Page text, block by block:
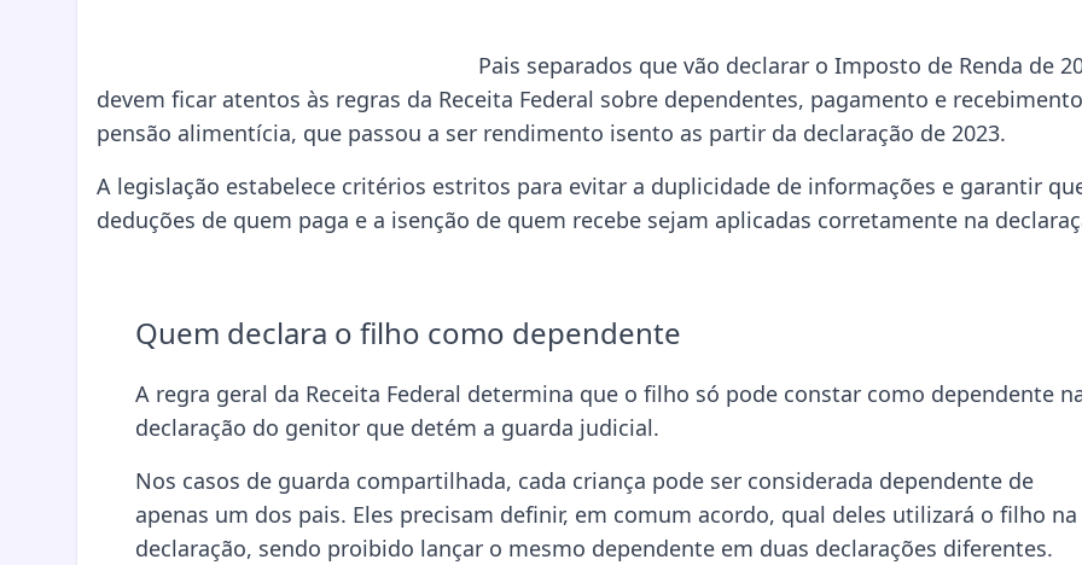
Pais separados que vão declarar o Imposto de Renda de
devem ficar atentos às regras da Receita Federal sobre dependentes, pagamento e
pensão alimentícia, que passou a ser rendimento isento as partir da declaração de 2023.
A legislação estabelece critérios estritos para evitar a duplicidade de informações e garantir
deduções de quem paga e a isenção de quem recebe sejam aplicadas corretamente na
Quem declara o filho como dependente
A regra geral da Receita Federal determina que o filho só pode constar como dependente
declaração do genitor que detém a guarda judicial.
Nos casos de guarda compartilhada, cada criança pode ser considerada dependente de
apenas um dos pais. Eles precisam definir, em comum acordo, qual deles utilizará o filho na
declaração, sendo proibido lançar o mesmo dependente em duas declarações diferentes.